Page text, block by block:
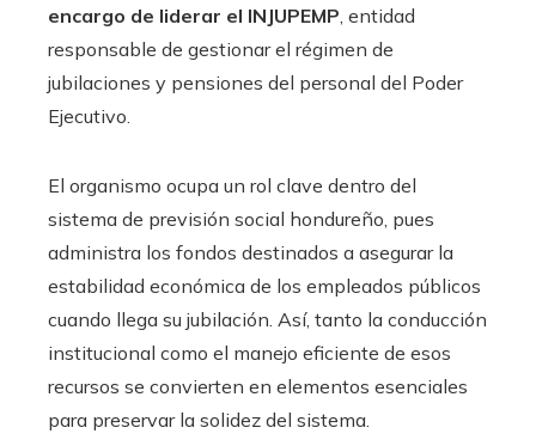
encargo de liderar el INJUPEMP, entidad
responsable de gestionar el régimen de
jubilaciones y pensiones del personal del Poder
Ejecutivo.
El organismo ocupa un rol clave dentro del
sistema de previsión social hondureño, pues
administra los fondos destinados a asegurar la
estabilidad económica de los empleados públicos
cuando llega su jubilación. Así, tanto la conducción
institucional como el manejo eficiente de esos
recursos se convierten en elementos esenciales
para preservar la solidez del sistema.